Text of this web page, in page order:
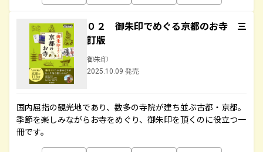
０２ 御朱印でめぐる京都のお寺 三
訂版
御朱印
2025.10.09 発売
国内屈指の観光地であり、数多の寺院が建ち並ぶ古都・京都。
季節を楽しみながらお寺をめぐり、御朱印を頂くのに役立つ一
冊です。